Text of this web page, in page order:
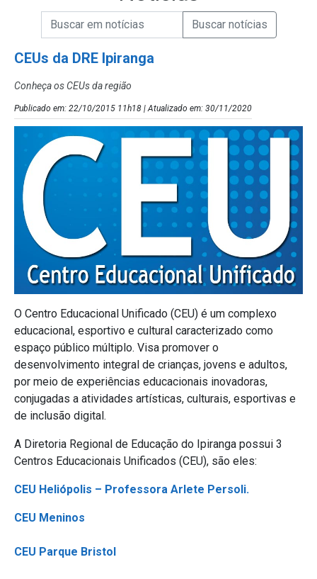
Campo de Busca de Notícias
Campo de Busca de informaçõesEnviar a Busca de Notícias
CEUs da DRE Ipiranga
Conheça os CEUs da região
Publicado em: 22/10/2015 11h18 | Atualizado em: 30/11/2020
O Centro Educacional Unificado (CEU) é um complexo
educacional, esportivo e cultural caracterizado como
espaço público múltiplo. Visa promover o
desenvolvimento integral de crianças, jovens e adultos,
por meio de experiências educacionais inovadoras,
conjugadas a atividades artísticas, culturais, esportivas e
de inclusão digital.
A Diretoria Regional de Educação do Ipiranga possui 3
Centros Educacionais Unificados (CEU), são eles:
CEU Heliópolis – Professora Arlete Persoli.
CEU Meninos
CEU Parque Bristol